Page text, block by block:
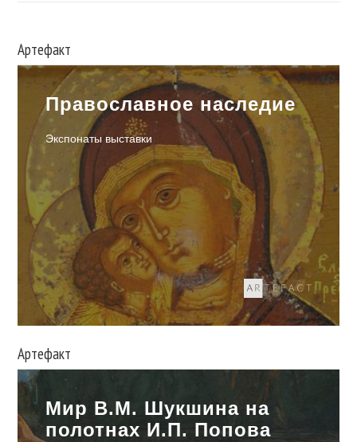
Артефакт
Православное наследие
Экспонаты выставки
Артефакт
Мир В.М. Шукшина на
полотнах И.П. Попова